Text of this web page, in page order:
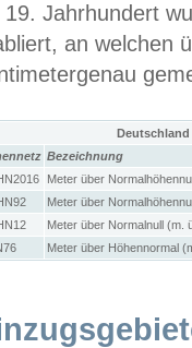
19. Jahrhundert
an welchen
Bezeichnung
Meter über
Meter über
Meter über Normalnull (m.
Meter über Höhennormal